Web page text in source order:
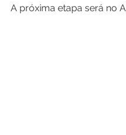
A próxima etapa será no